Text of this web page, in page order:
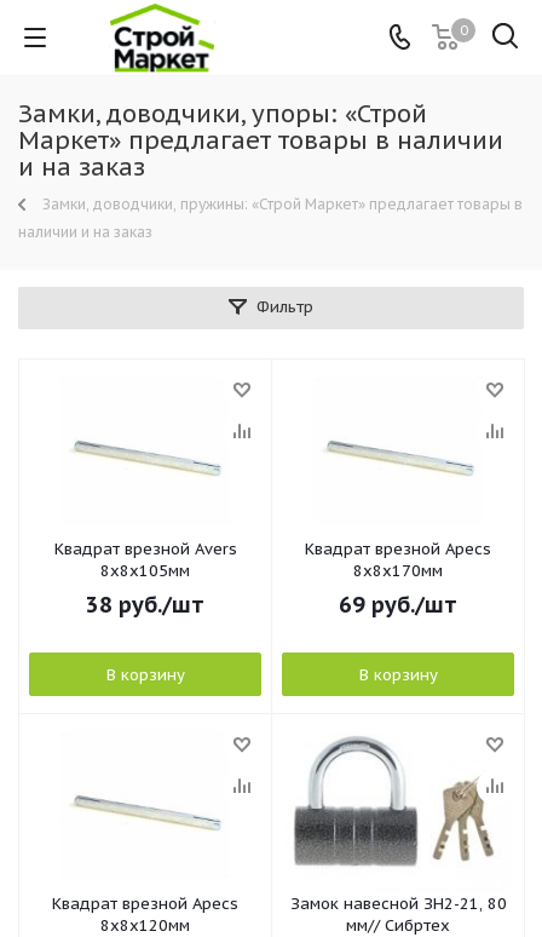
0
Замки, доводчики, упоры: «Строй
Маркет» предлагает товары в наличии
и на заказ
Замки, доводчики, пружины: «Строй Маркет» предлагает товары в
наличии и на заказ
Фильтр
Квадрат врезной Avers
8х8х105мм
38 руб./шт
В корзину
Квадрат врезной Apecs
8х8х170мм
69 руб./шт
В корзину
Квадрат врезной Apecs
8х8х120мм
Замок навесной ЗН2-21, 80
мм// Сибртех